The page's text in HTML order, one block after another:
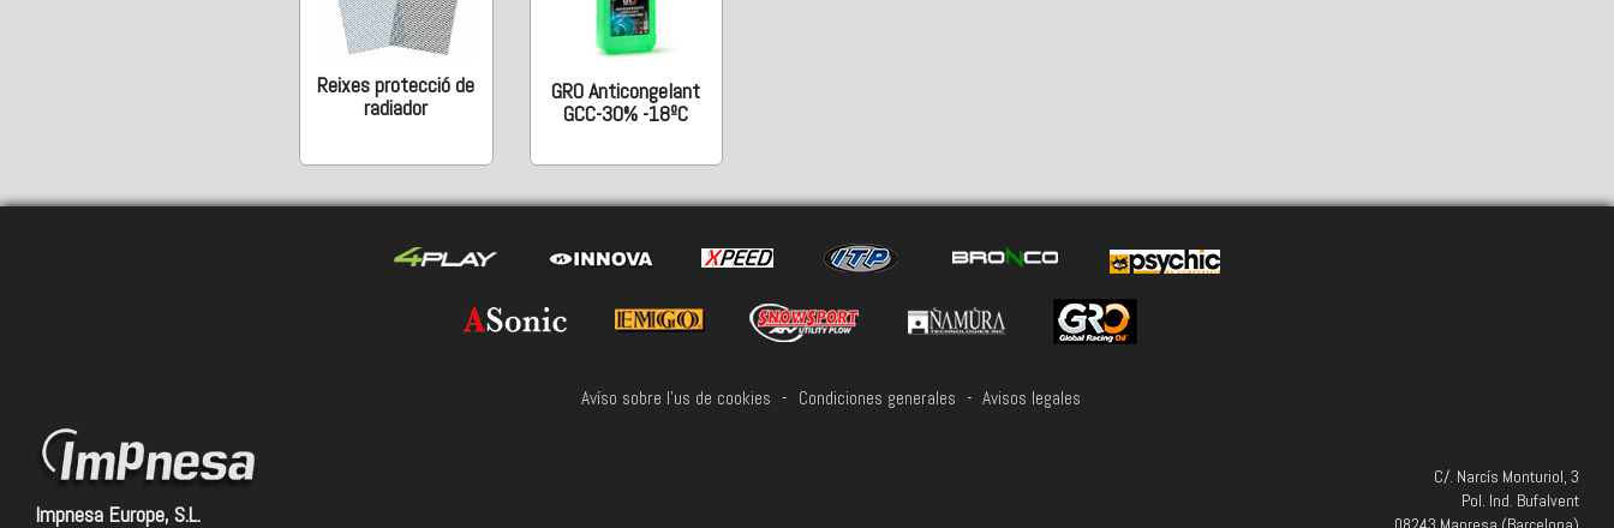
Reixes protecció de
radiador
GRO Anticongelant
GCC-30% -18ºC
Avíso sobre l'us de cookies - Condiciones generales - Avisos legales
Impnesa Europe, S.L.
C/. Narcís Monturiol, 3
Pol. Ind. Bufalvent